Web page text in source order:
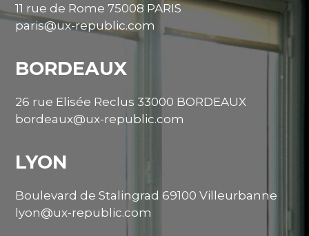
11 rue de Rome 75008 PARIS
paris@ux-republic.com
BORDEAUX
26 rue Elisée Reclus 33000 BORDEAUX
bordeaux@ux-republic.com
LYON
Boulevard de Stalingrad 69100 Villeurbanne
lyon@ux-republic.com